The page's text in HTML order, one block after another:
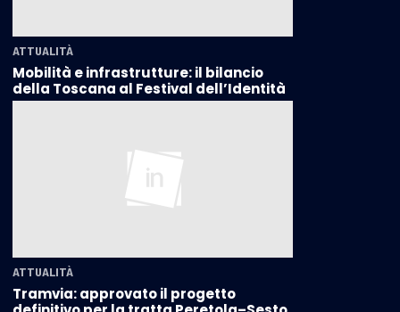
ATTUALITÀ
Mobilità e infrastrutture: il bilancio
della Toscana al Festival dell’Identità
ATTUALITÀ
Tramvia: approvato il progetto